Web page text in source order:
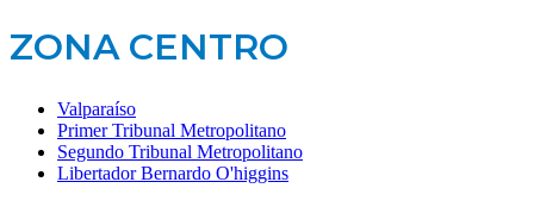
ZONA CENTRO
Valparaíso
Primer Tribunal Metropolitano
Segundo Tribunal Metropolitano
Libertador Bernardo O'higgins